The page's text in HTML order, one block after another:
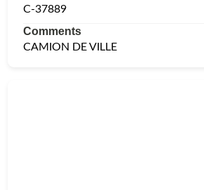
C-37889
Comments
CAMION DE VILLE